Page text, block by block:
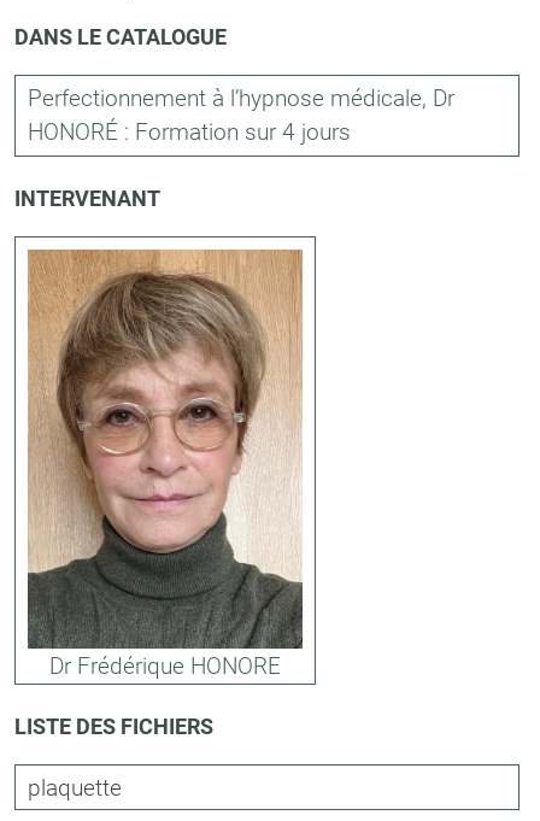
DANS LE CATALOGUE
Perfectionnement à l’hypnose médicale, Dr
HONORÉ : Formation sur 4 jours
INTERVENANT
Dr Frédérique HONORE
LISTE DES FICHIERS
plaquette